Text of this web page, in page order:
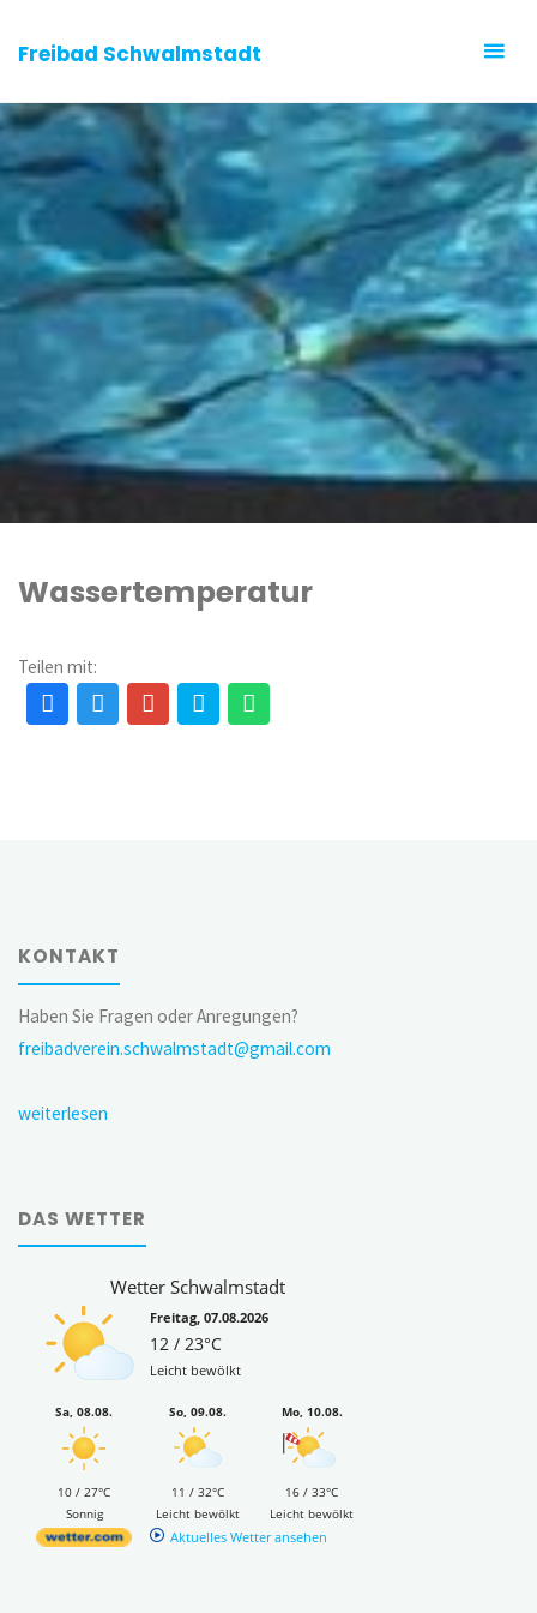
Freibad Schwalmstadt
Wassertemperatur
Teilen mit:
KONTAKT
Haben Sie Fragen oder Anregungen?
freibadverein.schwalmstadt@gmail.com
weiterlesen
DAS WETTER
Wetter Schwalmstadt
Freitag, 07.08.2026
12 / 23°C
Leicht bewölkt
Sa, 08.08.
10 / 27°C
Sonnig
So, 09.08.
11 / 32°C
Leicht bewölkt
Mo, 10.08.
16 / 33°C
Leicht bewölkt
Aktuelles Wetter ansehen